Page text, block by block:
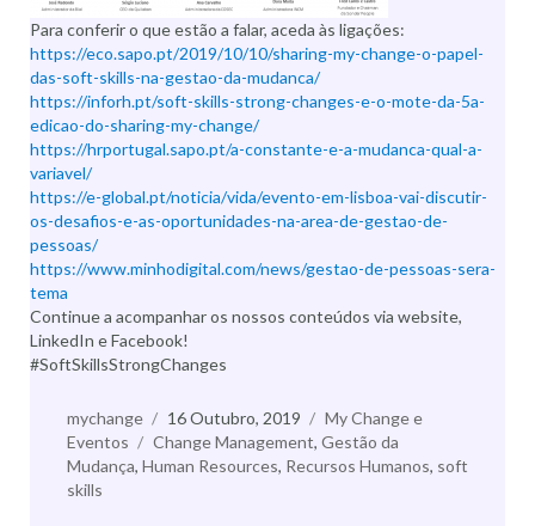
Para conferir o que estão a falar, aceda às ligações:
https://eco.sapo.pt/2019/10/10/sharing-my-change-o-papel-
das-soft-skills-na-gestao-da-mudanca/
https://inforh.pt/soft-skills-strong-changes-e-o-mote-da-5a-
edicao-do-sharing-my-change/
https://hrportugal.sapo.pt/a-constante-e-a-mudanca-qual-a-
variavel/
https://e-global.pt/noticia/vida/evento-em-lisboa-vai-discutir-
os-desafios-e-as-oportunidades-na-area-de-gestao-de-
pessoas/
https://www.minhodigital.com/news/gestao-de-pessoas-sera-
tema
Continue a acompanhar os nossos conteúdos via website,
LinkedIn e Facebook!
#SoftSkillsStrongChanges
Autor
mychange
Publicado
a
16 Outubro, 2019 Categorias
My Change e
Eventos
Etiquetas
Change Management, Gestão da
Mudança, Human Resources, Recursos Humanos, soft
skills